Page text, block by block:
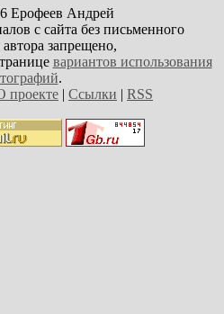
Ерофеев Андрей
с сайта без письменного
запрещено,
вариантов использования
.
проекте | Ссылки | RSS